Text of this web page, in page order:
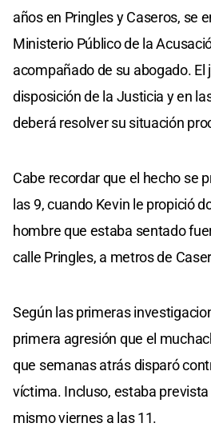
años en Pringles y Caseros, se
Ministerio Público de la
acompañado de su abogado. El
disposición de la Justicia y en
deberá resolver su situación
Cabe recordar que el hecho se
las 9, cuando Kevin le propició
hombre que estaba sentado
calle Pringles, a metros de
Según las primeras
primera agresión que el
que semanas atrás disparó
víctima. Incluso, estaba
mismo viernes a las 11.